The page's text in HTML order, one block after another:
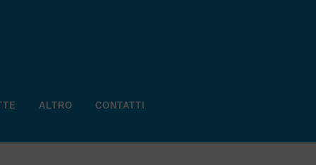
ALTRO CONTATTI